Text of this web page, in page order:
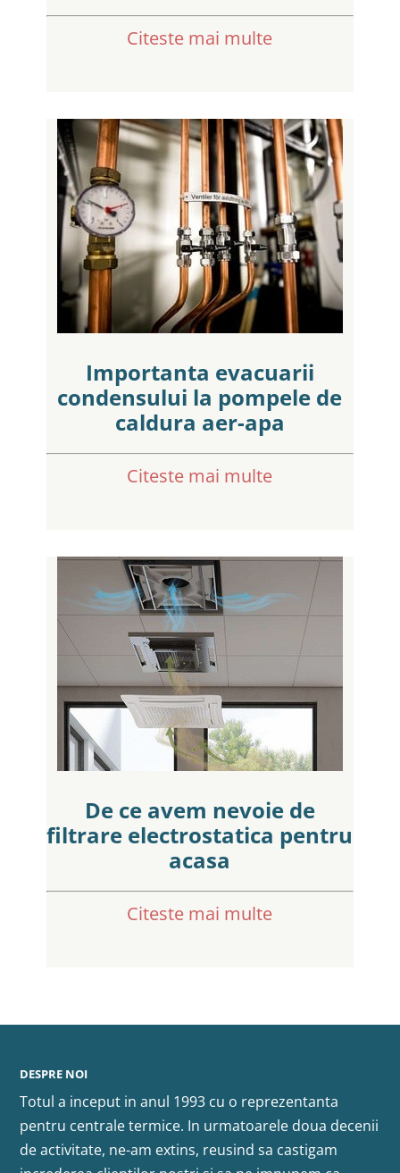
Citeste mai multe
Importanta evacuarii
condensului la pompele de
caldura aer-apa
Citeste mai multe
De ce avem nevoie de
filtrare electrostatica pentru
acasa
Citeste mai multe
DESPRE NOI
Totul a inceput in anul 1993 cu o reprezentanta
pentru centrale termice. In urmatoarele doua decenii
de activitate, ne-am extins, reusind sa castigam